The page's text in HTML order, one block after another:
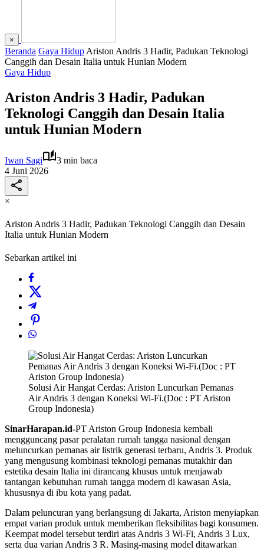
×
Beranda Gaya Hidup Ariston Andris 3 Hadir, Padukan Teknologi
Canggih dan Desain Italia untuk Hunian Modern
Gaya Hidup
Ariston Andris 3 Hadir, Padukan
Teknologi Canggih dan Desain Italia
untuk Hunian Modern
Iwan Sagi
3 min baca
4 Juni 2026
×
Ariston Andris 3 Hadir, Padukan Teknologi Canggih dan Desain
Italia untuk Hunian Modern
Sebarkan artikel ini
Solusi Air Hangat Cerdas: Ariston Luncurkan Pemanas
Air Andris 3 dengan Koneksi Wi-Fi.(Doc : PT Ariston
Group Indonesia)
SinarHarapan.id-PT Ariston Group Indonesia kembali
mengguncang pasar peralatan rumah tangga nasional dengan
meluncurkan pemanas air listrik generasi terbaru, Andris 3. Produk
yang mengusung kombinasi teknologi pemanas mutakhir dan
estetika desain Italia ini dirancang khusus untuk menjawab
tantangan kebutuhan rumah tangga modern di kawasan Asia,
khususnya di ibu kota yang padat.
Dalam peluncuran yang berlangsung di Jakarta, Ariston menyiapkan
empat varian produk untuk memberikan fleksibilitas bagi konsumen.
Keempat model tersebut terdiri atas Andris 3 Wi-Fi, Andris 3 Lux,
serta dua varian Andris 3 R. Masing-masing model ditawarkan